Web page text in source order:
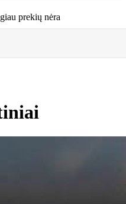
prekių nėra